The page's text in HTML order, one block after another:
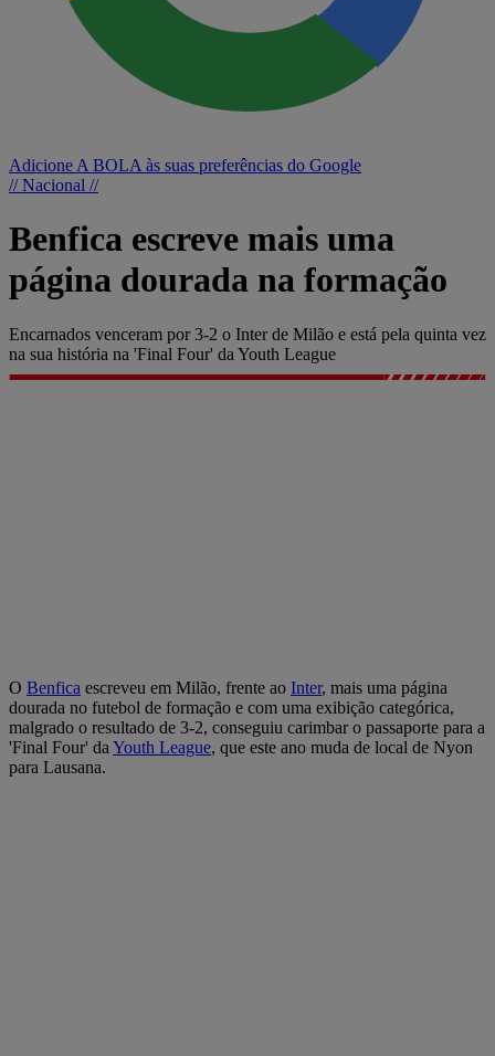
Adicione A BOLA às suas preferências do Google
// Nacional //
Benfica escreve mais uma
página dourada na formação
Encarnados venceram por 3-2 o Inter de Milão e está pela quinta vez
na sua história na 'Final Four' da Youth League
O Benfica escreveu em Milão, frente ao Inter, mais uma página
dourada no futebol de formação e com uma exibição categórica,
malgrado o resultado de 3-2, conseguiu carimbar o passaporte para a
'Final Four' da Youth League, que este ano muda de local de Nyon
para Lausana.